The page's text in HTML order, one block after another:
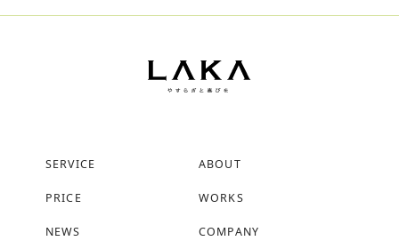
SERVICE ABOUT
PRICE WORKS
NEWS COMPANY